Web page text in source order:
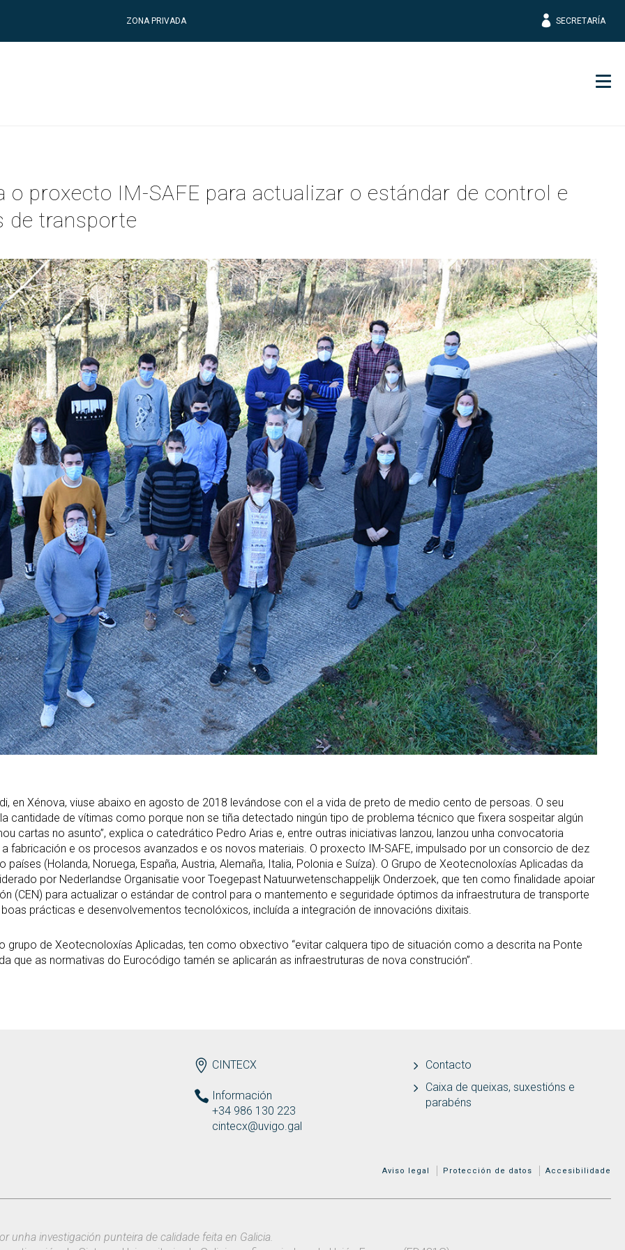
ZONA PRIVADA SECRETARÍA
proxecto IM-SAFE para actualizar o estándar de control e
de transporte
en Xénova, viuse abaixo en agosto de 2018 levándose con el a vida de preto de medio cento de persoas. O seu
cantidade de vítimas como porque non se tiña detectado ningún tipo de problema técnico que fixera sospeitar algún
cartas no asunto”, explica o catedrático Pedro Arias e, entre outras iniciativas lanzou, lanzou unha convocatoria
fabricación e os procesos avanzados e os novos materiais. O proxecto IM-SAFE, impulsado por un consorcio de dez
(Holanda, Noruega, España, Austria, Alemaña, Italia, Polonia e Suíza). O Grupo de Xeotecnoloxías Aplicadas da
por Nederlandse Organisatie voor Toegepast Natuurwetenschappelijk Onderzoek, que ten como finalidade apoiar
(CEN) para actualizar o estándar de control para o mantemento e seguridade óptimos da infraestrutura de transporte
prácticas e desenvolvementos tecnolóxicos, incluída a integración de innovacións dixitais.
grupo de Xeotecnoloxías Aplicadas, ten como obxectivo “evitar calquera tipo de situación como a descrita na Ponte
que as normativas do Eurocódigo tamén se aplicarán as infraestruturas de nova construción”.
ENDEREZOCINTECX
Información
+34 986 130 223
cintecx@uvigo.gal
Contacto
Caixa de queixas, suxestións e
parabéns
MENÚ ADICIONAL
Aviso legal Protección de datos Accesibilidade
unha investigación punteira de calidade feita en Galicia.